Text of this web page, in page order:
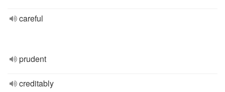
careful
prudent
creditably